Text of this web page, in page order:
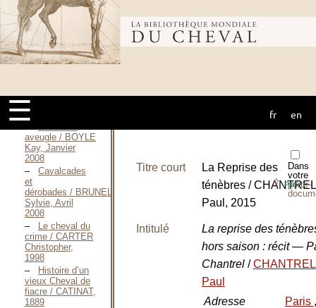
Bibliothèque
mondiale du
cheval
☰ fr en
Galop
d’essai / BOURDIN
Françoise,
Janvier 2014
L’Écuyère / BOURGET
apparente / BOUSQUET
Charlotte, 2017
aveugle / BOYLE
Kay, Janvier
2008
Cavalcades
et
dérobades / BRUNEL
Sylvie, Avril
2008
Le cheval du
crime / CARTER
Christopher,
1998
Histoire d’un
vieux Cheval de
fiacre / CATINAT,
1889
Dans
votre
porte-
⇪PDF
Titre court
La Reprise des
ténèbres / CHANTREL
Paul, 2015
Intitulé
La reprise des
hors saison : récit —
Chantrel /CHANTREL
Paul
Adresse
Paris ,